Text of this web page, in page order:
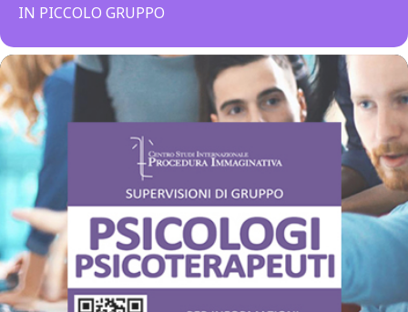
IN PICCOLO GRUPPO